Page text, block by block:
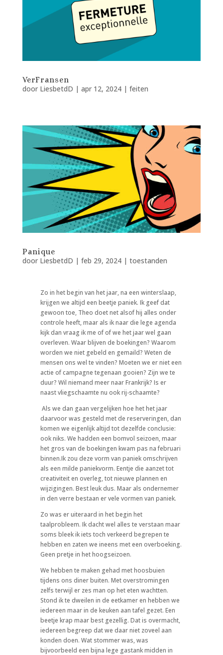
VerFransen
door LiesbetdD | apr 12, 2024| feiten
Panique
door LiesbetdD | feb 29, 2024| toestanden
Zo in het begin van het jaar, na een winterslaap,
krijgen we altijd een beetje paniek. Ik geef dat
gewoon toe, Theo doet net alsof hij alles onder
controle heeft, maar als ik naar die lege agenda
kijk dan vraag ik me of of we het jaar wel gaan
overleven. Waar blijven de boekingen? Waarom
worden we niet gebeld en gemaild? Weten de
mensen ons wel te vinden? Moeten we er niet een
actie of campagne tegenaan gooien? Zijn we te
duur? Wil niemand meer naar Frankrijk? Is er
naast vliegschaamte nu ook rij-schaamte?
Als we dan gaan vergelijken hoe het het jaar
daarvoor was gesteld met de reserveringen, dan
komen we eigenlijk altijd tot dezelfde conclusie:
ook niks. We hadden een bomvol seizoen, maar
het gros van de boekingen kwam pas na februari
binnen.Ik zou deze vorm van paniek omschrijven
als een milde paniekvorm. Eentje die aanzet tot
creativiteit en overleg, tot nieuwe plannen en
wijzigingen. Best leuk dus. Maar als ondernemer
in den verre bestaan er vele vormen van paniek.
Zo was er uiteraard in het begin het
taalprobleem. Ik dacht wel alles te verstaan maar
soms bleek ik iets toch verkeerd begrepen te
hebben en zaten we ineens met een overboeking.
Geen pretje in het hoogseizoen.
We hebben te maken gehad met hoosbuien
tijdens ons diner buiten. Met overstromingen
zelfs terwijl er zes man op het eten wachtten.
Stond ik te dweilen in de eetkamer en hebben we
iedereen maar in de keuken aan tafel gezet. Een
beetje krap maar best gezellig. Dat is overmacht,
iedereen begreep dat we daar niet zoveel aan
konden doen. Wat stommer was, was
bijvoorbeeld een bijna lege gastank midden in